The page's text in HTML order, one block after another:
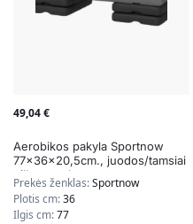
49,04€
Aerobikos pakyla Sportnow
77x36x20,5cm., juodos/tamsiai
pilkos spalvos
Prekės ženklas:Sportnow
Plotis cm:36
Ilgis cm:77